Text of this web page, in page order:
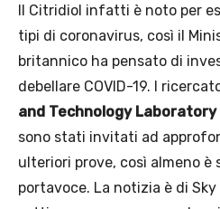
Il Citridiol infatti è noto per
tipi di coronavirus, così il
britannico ha pensato di
debellare COVID-19. I
and Technology Laboratory
sono stati invitati ad
ulteriori prove, così almeno
portavoce. La notizia è di